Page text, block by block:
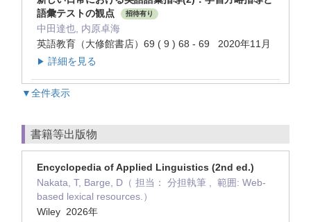
語彙テストの観点
招待有り
中田達也, 内原卓海
英語教育（大修館書店）69 ( 9 ) 68 - 69 2020年11月
▶ 詳細を見る
▼全件表示
書籍等出版物
Encyclopedia of Applied Linguistics (2nd ed.)
Nakata, T, Barge, D（ 担当： 分担執筆 , 範囲: Web-
based lexical resources.）
Wiley 2026年